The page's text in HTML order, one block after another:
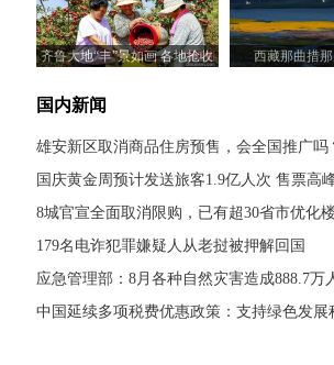
齐鲁大地“丰”景如画 各地抢收
西藏那曲措
国内新闻
雄安新区取消商品住房预售，会全国推广吗
国庆黄金周预计发送旅客1.9亿人次 售票高
8城官宣全面取消限购，已有超30省市优化
179名电诈犯罪嫌疑人从老挝被押解回国
应急管理部：8月各种自然灾害造成888.7万
中国延续多项税费优惠政策：支持绿色发展